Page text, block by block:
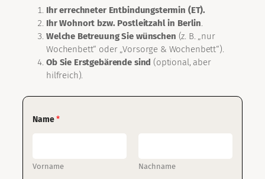
Ihr errechneter Entbindungstermin (ET).
Ihr Wohnort bzw. Postleitzahl in Berlin.
Welche Betreuung Sie wünschen (z. B. „nur
Wochenbett“ oder „Vorsorge & Wochenbett“).
Ob Sie Erstgebärende sind (optional, aber
hilfreich).
Name*
Vorname Nachname